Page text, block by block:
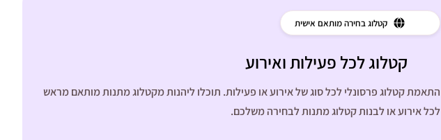
קטלוג בחירה מותאם אישית
קטלוג לכל פעילות ואירוע
התאמת קטלוג פרסונלי לכל סוג של אירוע או פעילות. תוכלו ליהנות מקטלוג מתנות מותאם מראש
לכל אירוע או לבנות קטלוג מתנות לבחירה משלכם.